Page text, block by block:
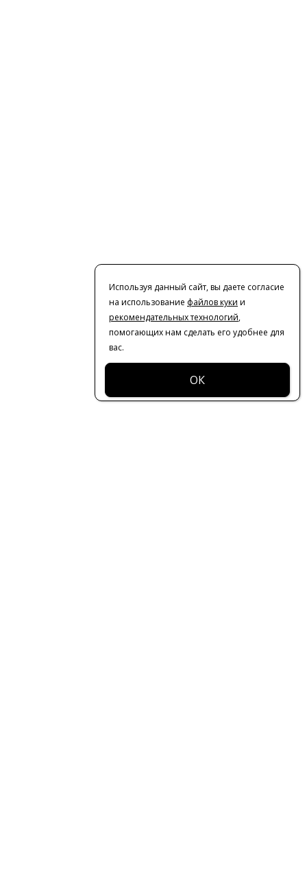
Используя данный сайт, вы даете согласие
на использование файлов куки и
рекомендательных технологий,
помогающих нам сделать его удобнее для
вас.